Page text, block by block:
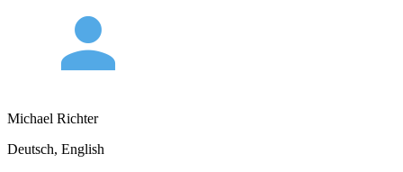
person
Michael Richter
Deutsch, English